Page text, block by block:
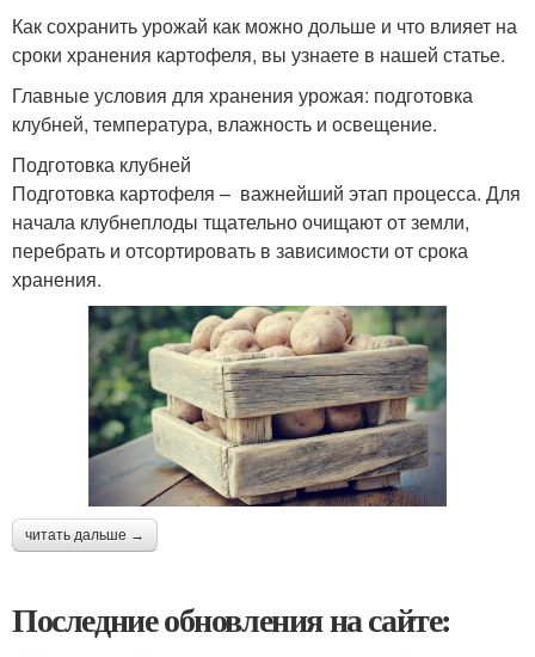
Как сохранить урожай как можно дольше и что влияет на
сроки хранения картофеля, вы узнаете в нашей статье.
Главные условия для хранения урожая: подготовка
клубней, температура, влажность и освещение.
Подготовка клубней
Подготовка картофеля – важнейший этап процесса. Для
начала клубнеплоды тщательно очищают от земли,
перебрать и отсортировать в зависимости от срока
хранения.
читать дальше →
Последние обновления на сайте: